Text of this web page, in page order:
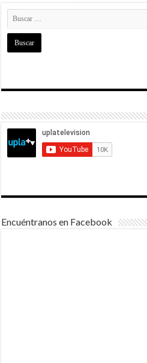
Encuéntranos en Facebook